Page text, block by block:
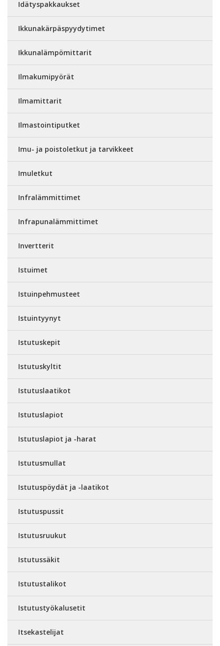
Idätyspakkaukset
Ikkunakärpäspyydytimet
Ikkunalämpömittarit
Ilmakumipyörät
Ilmamittarit
Ilmastointiputket
Imu- ja poistoletkut ja tarvikkeet
Imuletkut
Infralämmittimet
Infrapunalämmittimet
Invertterit
Istuimet
Istuinpehmusteet
Istuintyynyt
Istutuskepit
Istutuskyltit
Istutuslaatikot
Istutuslapiot
Istutuslapiot ja -harat
Istutusmullat
Istutuspöydät ja -laatikot
Istutuspussit
Istutusruukut
Istutussäkit
Istutustalikot
Istutustyökalusetit
Itsekastelijat